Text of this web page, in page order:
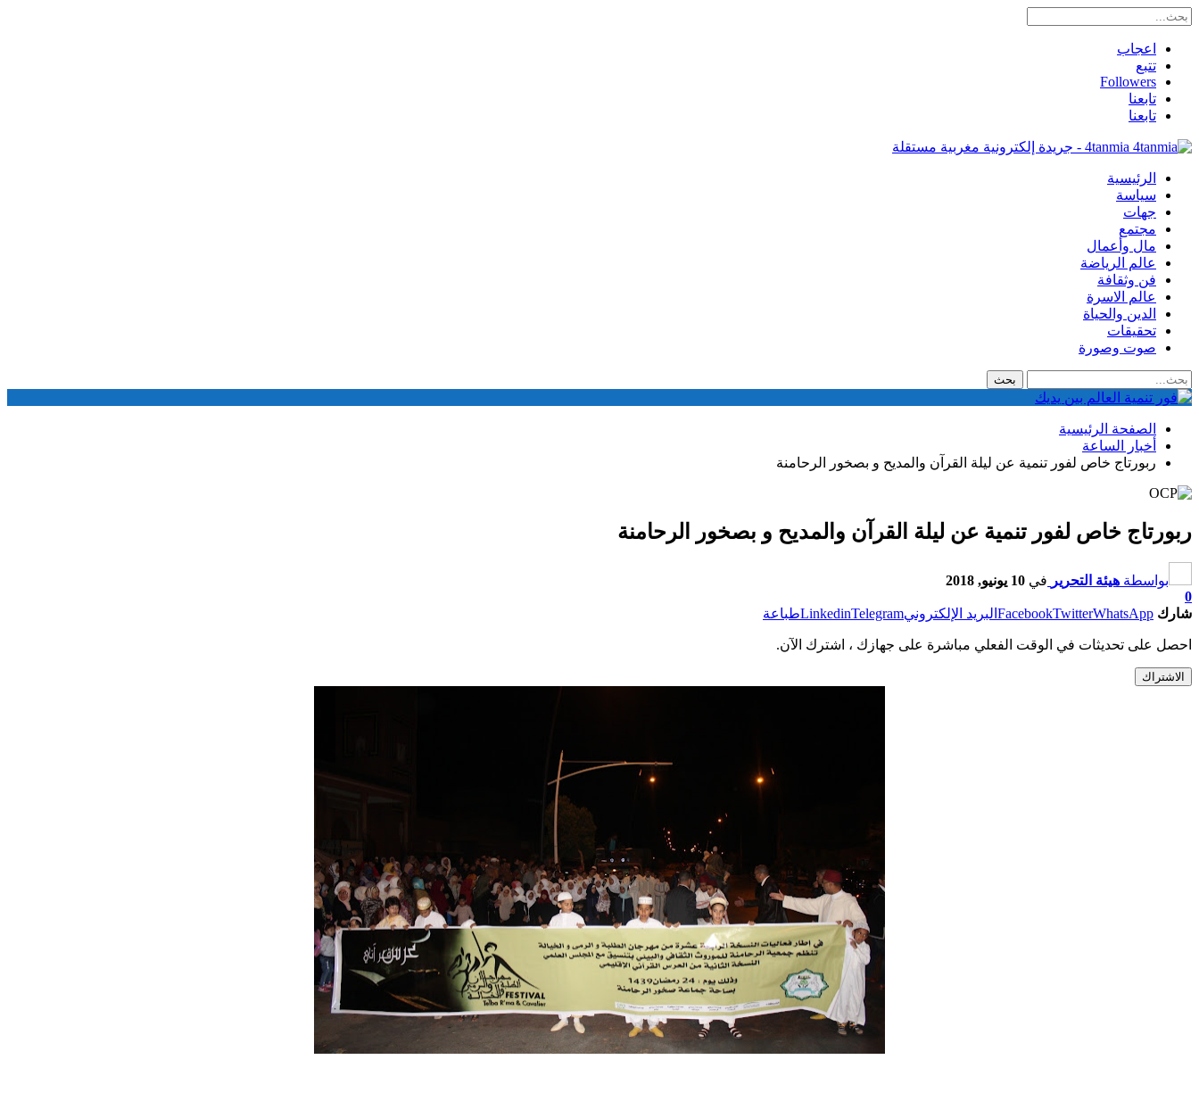
اعجاب
تتبع
Followers
تابعنا
تابعنا
4tanmia - جريدة إلكترونية مغربية مستقلة
الرئيسية
سياسة
جهات
مجتمع
مال وأعمال
عالم الرياضة
فن وثقافة
عالم الاسرة
الدين والحياة
تحقيقات
صوت وصورة
الصفحة الرئيسية
أخبار الساعة
ربورتاج خاص لفور تنمية عن ليلة القرآن والمديح و بصخور الرحامنة
ربورتاج خاص لفور تنمية عن ليلة القرآن والمديح و بصخور الرحامنة
بواسطة هيئة التحرير في 10 يونيو, 2018
0
شارك
FacebookTwitterWhatsApp البريد الإلكتروني LinkedinTelegram طباعة
احصل على تحديثات في الوقت الفعلي مباشرة على جهازك ، اشترك الآن.
الاشتراك